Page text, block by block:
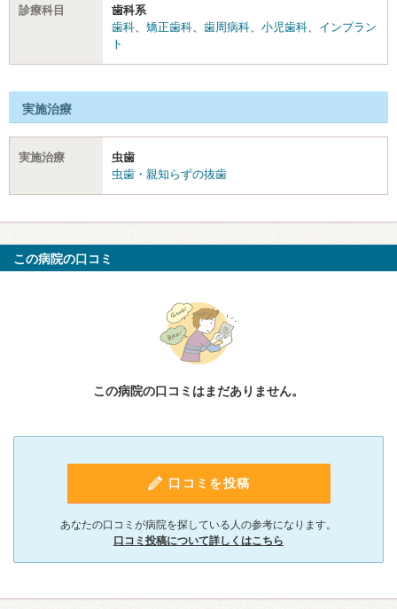
診療科目
歯科系
歯科
矯正歯科 歯周病科 小児歯科
インプラン
ト
実施治療
実施治療
虫歯
虫歯・親知らずの抜歯
この病院の口コミ
この病院の口コミはまだありません。
口コミを投稿
あなたの口コミが病院を探している人の参考になります。
口コミ投稿について詳しくはこちら